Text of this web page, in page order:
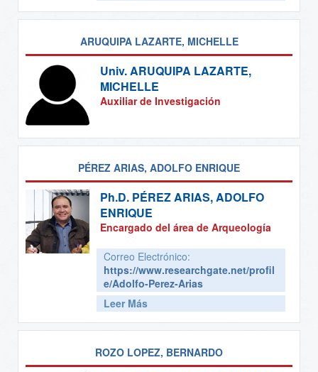
ARUQUIPA LAZARTE, MICHELLE
Univ.ARUQUIPA LAZARTE,
MICHELLE
Auxiliar de Investigación
PÉREZ ARIAS, ADOLFO ENRIQUE
Ph.D. PÉREZ ARIAS, ADOLFO
ENRIQUE
Encargado del área de Arqueología
Correo Electrónico:
https://www.researchgate.net/profil
e/Adolfo-Perez-Arias
Leer Más
ROZO LOPEZ, BERNARDO